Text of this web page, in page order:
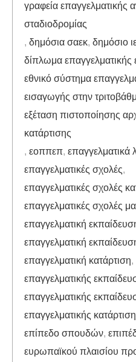
γραφεία επαγγελματικής
σταδιοδρομίας
, δημόσια σαεκ, δημόσιο
δίπλωμα επαγγελματικής
εθνικό σύστημα
εισαγωγής στην
εξέταση πιστοποίησης
κατάρτισης
, εοππεπ, επαγγελματικά
επαγγελματικές σχολές,
επαγγελματικές σχολές
επαγγελματικές σχολές
επαγγελματική
επαγγελματική
επαγγελματική κατάρτιση,
επαγγελματικής
επαγγελματικής
επαγγελματικής
επίπεδο σπουδών,
ευρωπαϊκού πλαισίου